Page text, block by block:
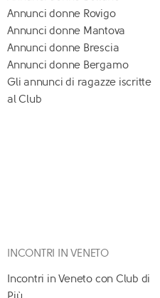
Annunci donne Rovigo
Annunci donne Mantova
Annunci donne Brescia
Annunci donne Bergamo
Gli annunci di ragazze iscritte
al Club
INCONTRI IN VENETO
Incontri in Veneto con Club di